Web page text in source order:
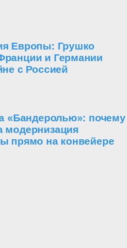
Европы: Грушко
и Германии
с Россией
«Бандеролью»: почему
модернизация
прямо на конвейере